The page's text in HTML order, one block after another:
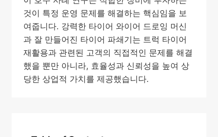
것이 특정 운영 문제를 해결하는 핵심임을 보
여줍니다. 강력한 타이어 와이어 드로잉 머신
과 잘 만들어진 타이어 파쇄기는 트럭 타이어
재활용과 관련된 고객의 직접적인 문제를 해결
했을 뿐만 아니라, 효율성과 신뢰성을 높여 상
당한 상업적 가치를 제공했습니다.